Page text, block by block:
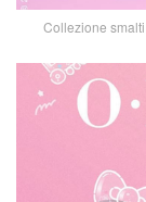
Collezione